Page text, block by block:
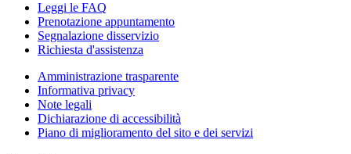
Leggi le FAQ
Prenotazione appuntamento
Segnalazione disservizio
Richiesta d'assistenza
Amministrazione trasparente
Informativa privacy
Note legali
Dichiarazione di accessibilità
Piano di miglioramento del sito e dei servizi